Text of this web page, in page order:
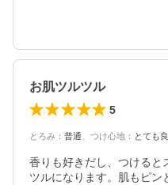
お肌ツルツル
5
とろみ ： 普通 つけ心地 ： とても
香りも好きだし、つけると
ツルになります。肌もピン